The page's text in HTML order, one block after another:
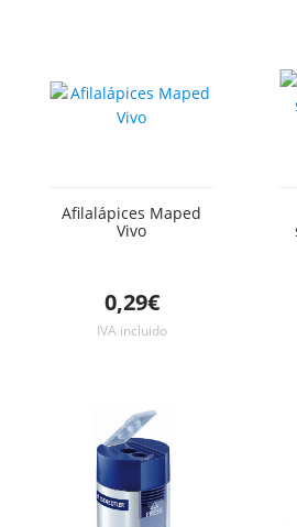
Afilalápices Maped
Vivo
0,29€
IVA incluido